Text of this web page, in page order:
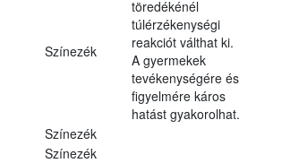
Színezék
töredékénél
túlérzékenységi
reakciót válthat ki.
A gyermekek
tevékenységére és
figyelmére káros
hatást gyakorolhat.
Színezék
Színezék